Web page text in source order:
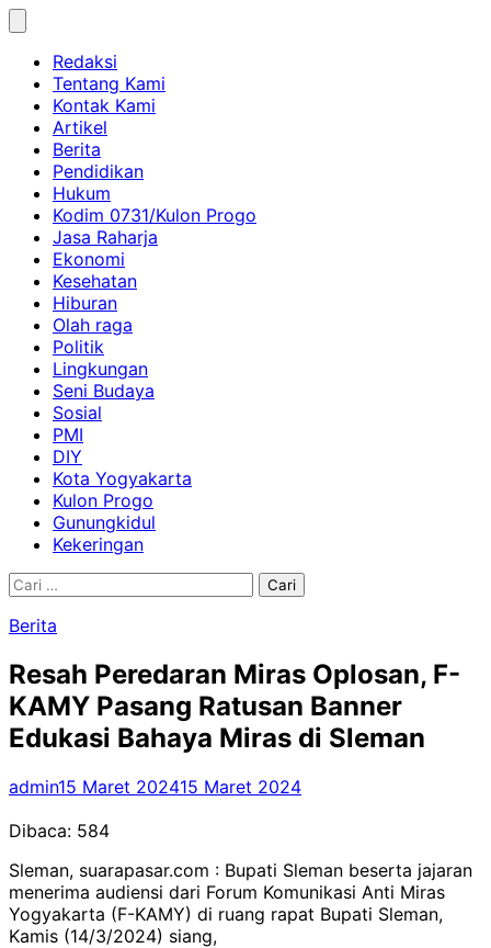
Skip
contentRedaksi
Tentang Kami
Kontak Kami
Artikel
Berita
Pendidikan
Hukum
Kodim 0731/Kulon Progo
Jasa Raharja
Ekonomi
Kesehatan
Hiburan
Olah raga
Politik
Lingkungan
Seni Budaya
Sosial
PMI
DIY
Kota Yogyakarta
Kulon Progo
Gunungkidul
Kekeringan
Cari
Berita
Resah Peredaran Miras Oplosan, F-
KAMY Pasang Ratusan Banner
Edukasi Bahaya Miras di Sleman
admin15 Maret 202415 Maret 2024
Dibaca: 584
Sleman, suarapasar.com : Bupati Sleman beserta jajaran
menerima audiensi dari Forum Komunikasi Anti Miras
Yogyakarta (F-KAMY) di ruang rapat Bupati Sleman,
Kamis (14/3/2024) siang,